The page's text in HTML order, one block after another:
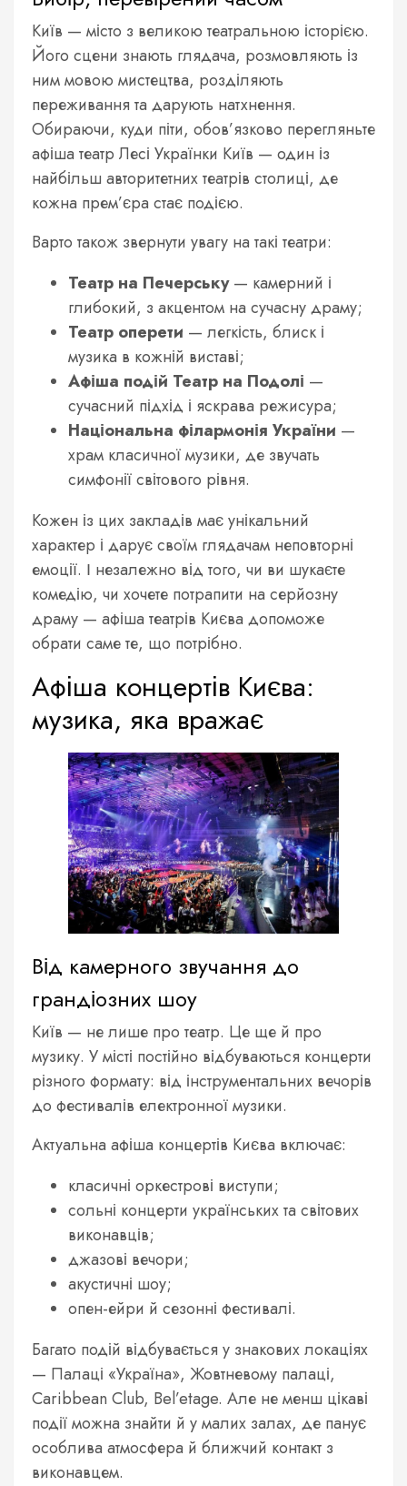
Київ — місто з великою театральною історією.
Його сцени знають глядача, розмовляють із
ним мовою мистецтва, розділяють
переживання та дарують натхнення.
Обираючи, куди піти, обов’язково перегляньте
афіша театр Лесі Українки Київ — один із
найбільш авторитетних театрів столиці, де
кожна прем’єра стає подією.
Варто також звернути увагу на такі театри:
Театр на Печерську— камерний і
глибокий, з акцентом на сучасну драму;
Театр оперети — легкість, блиск і
музика в кожній виставі;
Афіша подій Театр на Подолі —
сучасний підхід і яскрава режисура;
Національна філармонія України —
храм класичної музики, де звучать
симфонії світового рівня.
Кожен із цих закладів має унікальний
характер і дарує своїм глядачам неповторні
емоції. І незалежно від того, чи ви шукаєте
комедію, чи хочете потрапити на серйозну
драму — афіша театрів Києва допоможе
обрати саме те, що потрібно.
Афіша концертів Києва:
музика, яка вражає
Від камерного звучання до
грандіозних шоу
Київ — не лише про театр. Це ще й про
музику. У місті постійно відбуваються концерти
різного формату: від інструментальних вечорів
до фестивалів електронної музики.
Актуальна афіша концертів Києва включає:
класичні оркестрові виступи;
сольні концерти українських та світових
виконавців;
джазові вечори;
акустичні шоу;
опен-ейри й сезонні фестивалі.
Багато подій відбувається у знакових локаціях
— Палаці «Україна», Жовтневому палаці,
Caribbean Club, Bel’etage. Але не менш цікаві
події можна знайти й у малих залах, де панує
особлива атмосфера й ближчий контакт з
виконавцем.